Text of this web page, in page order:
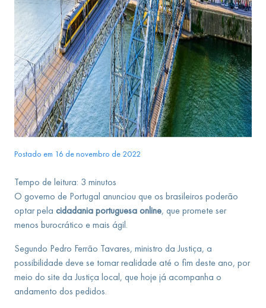
Postado em 16 de novembro de 2022
Tempo de leitura: 3 minutos
O governo de Portugal anunciou que os brasileiros poderão
optar pela cidadania portuguesa online, que promete ser
menos burocrático e mais ágil.
Segundo Pedro Ferrão Tavares, ministro da Justiça, a
possibilidade deve se tornar realidade até o fim deste ano, por
meio do site da Justiça local, que hoje já acompanha o
andamento dos pedidos.